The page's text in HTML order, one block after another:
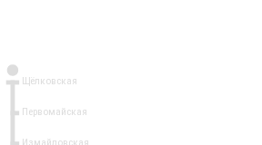
Щёлковская
Первомайская
Измайловская